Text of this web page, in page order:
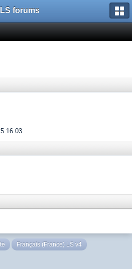
LS forums
16:03
Français (France) LS v4